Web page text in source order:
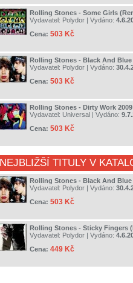
Rolling Stones - Some Girls
Vydavatel: Polydor | Vydáno:
Cena: 503 Kč
Rolling Stones - Black And Blue
Vydavatel: Polydor | Vydáno:
Cena: 503 Kč
Rolling Stones - Dirty Work
Vydavatel: Universal | Vydáno:
Cena: 503 Kč
NEJBLIŽŠÍ TITULY V
Rolling Stones - Black And Blue
Vydavatel: Polydor | Vydáno:
Cena: 503 Kč
Rolling Stones - Sticky Fingers
Vydavatel: Polydor | Vydáno:
Cena: 449 Kč